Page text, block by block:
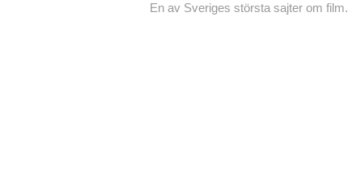
En av Sveriges största sajter om film.